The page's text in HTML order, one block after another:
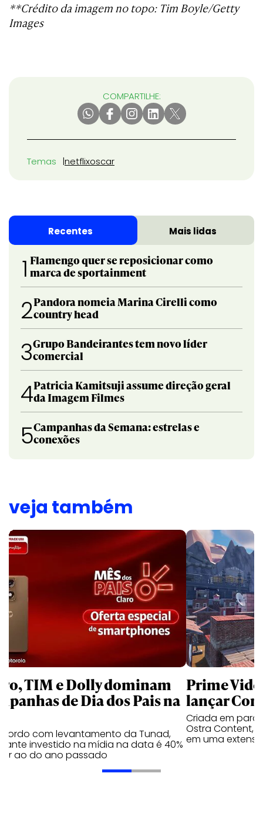
**Crédito da imagem no topo: Tim Boyle/Getty
Images
COMPARTILHE:
Temas netflixoscar
Recentes Mais lidas
1 Flamengo quer se reposicionar como
marca de sportainment
2Pandora nomeia Marina Cirelli como
country head
3Grupo Bandeirantes tem novo líder
comercial
4Patricia Kamitsuji assume direção geral
da Imagem Filmes
5Campanhas da Semana: estrelas e
conexões
veja também
TIM e Dolly dominam
de Dia dos Pais na
com levantamento da Tunad,
investido na mídia na data é 40%
ao do ano passado
Prime
lançar
Criada em
Ostra Content,
em uma